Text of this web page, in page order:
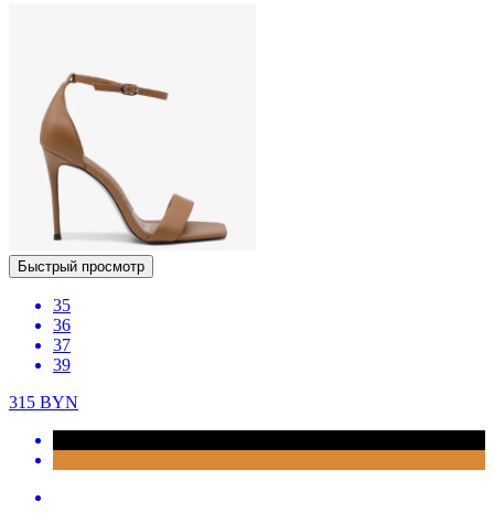
Быстрый просмотр
35
36
37
39
315 BYN